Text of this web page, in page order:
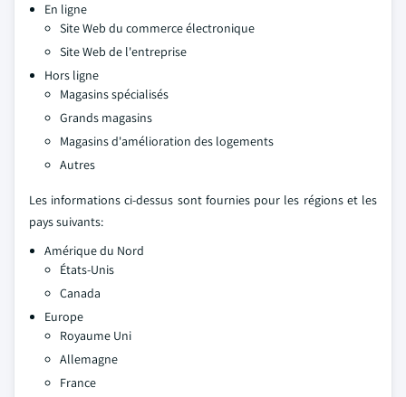
En ligne
Site Web du commerce électronique
Site Web de l'entreprise
Hors ligne
Magasins spécialisés
Grands magasins
Magasins d'amélioration des logements
Autres
Les informations ci-dessus sont fournies pour les régions et les
pays suivants:
Amérique du Nord
États-Unis
Canada
Europe
Royaume Uni
Allemagne
France